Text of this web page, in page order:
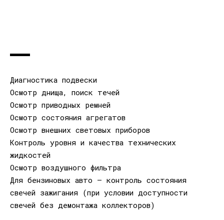
Диагностика подвески
Осмотр днища, поиск течей
Осмотр приводных ремней
Осмотр состояния агрегатов
Осмотр внешних световых приборов
Контроль уровня и качества технических
жидкостей
Осмотр воздушного фильтра
Для бензиновых авто — контроль состояния
свечей зажигания (при условии доступности
свечей без демонтажа коллекторов)